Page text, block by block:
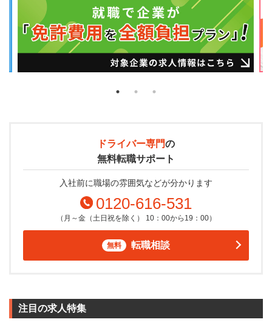
ドライバー専門の
無料転職サポート
入社前に職場の雰囲気などが分かります
0120-616-531
（月～金（土日祝を除く） 10：00から19：00）
無料 転職相談
注目の求人特集